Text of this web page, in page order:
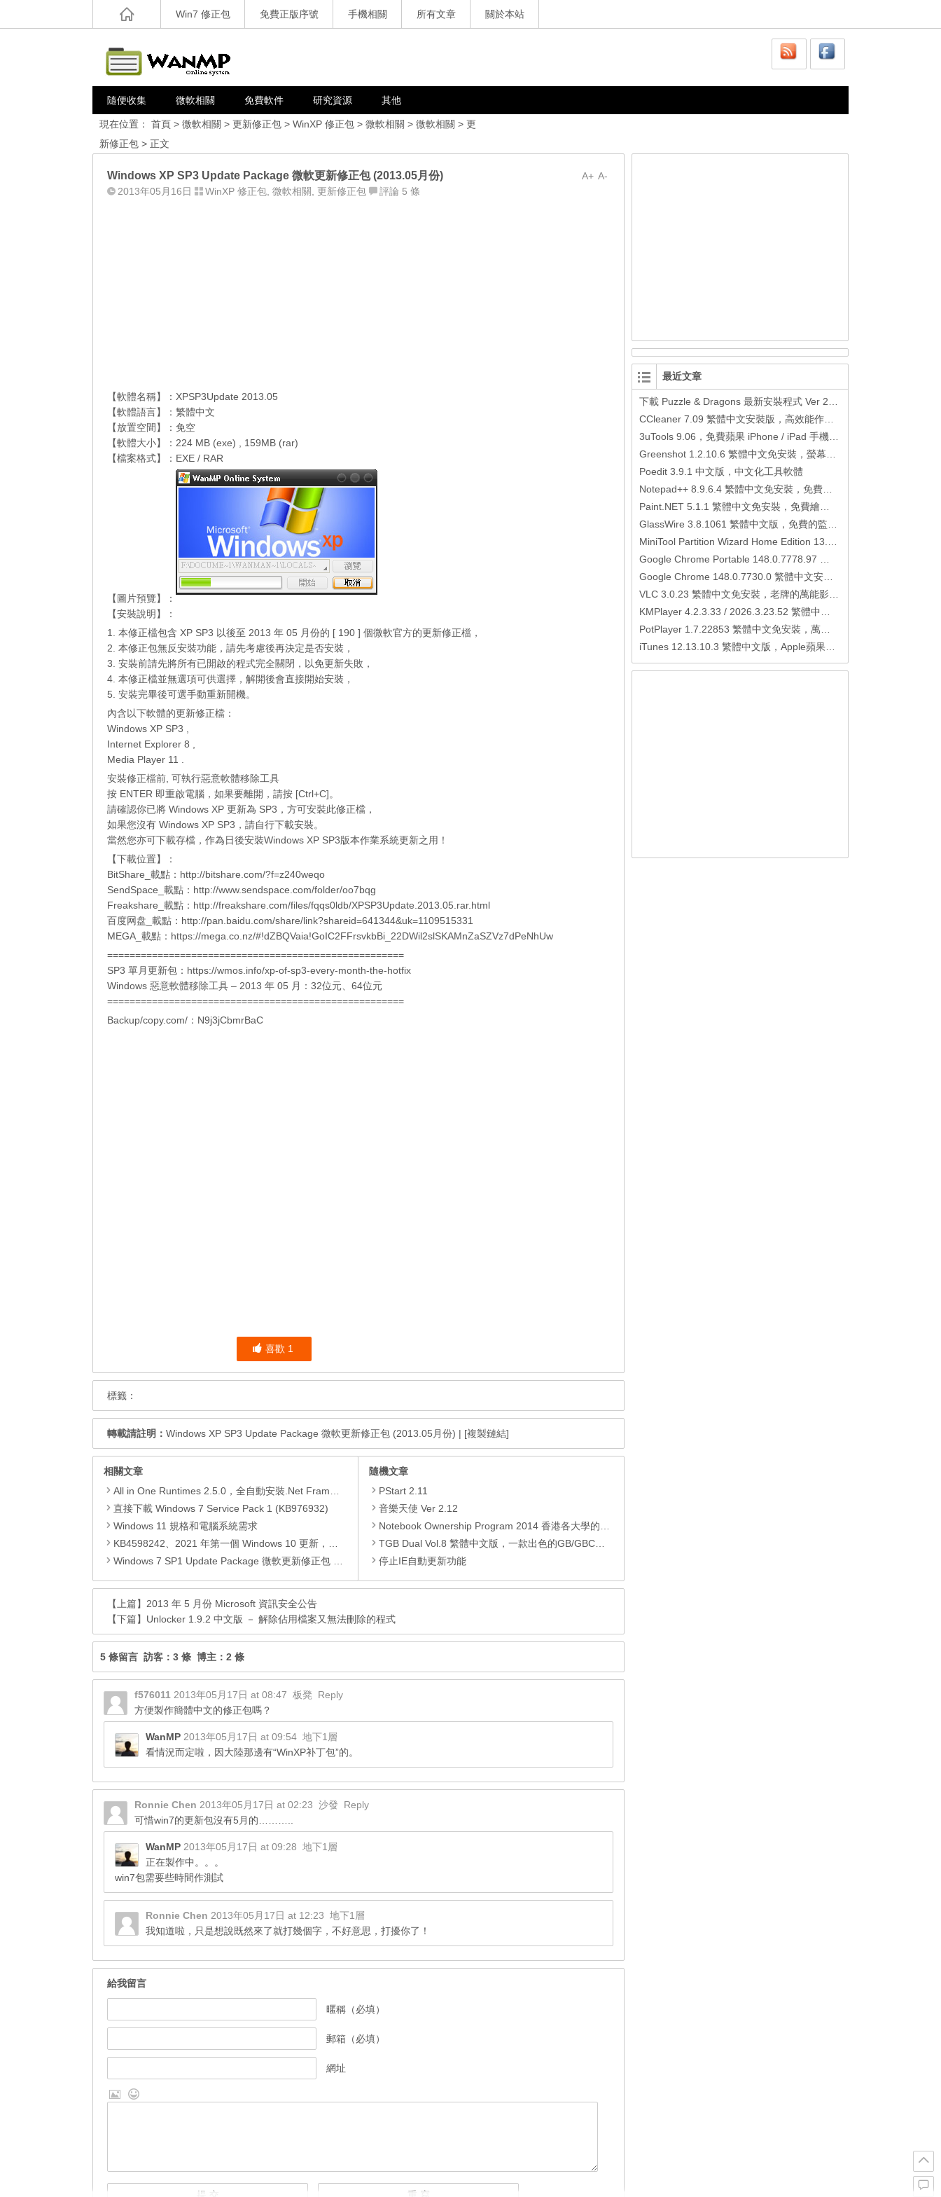
Win7 修正包 免費正版序號 手機相關 所有文章 關於本站
隨便收集 微軟相關 免費軟件 研究資源 其他
現在位置： 首頁 > 微軟相關 > 更新修正包 > WinXP 修正包 > 微軟相關 > 微軟相關 > 更
新修正包 > 正文
A-
A+
Windows XP SP3 Update Package 微軟更新修正包 (2013.05月份)
2013年05月16日 WinXP 修正包 微軟相關 更新修正包 評論 5 條
【軟體名稱】：XPSP3Update 2013.05
【軟體語言】：繁體中文
【放置空間】：免空
【軟體大小】：224 MB (exe) , 159MB (rar)
【檔案格式】：EXE / RAR
【圖片預覽】：
【安裝說明】：
1. 本修正檔包含 XP SP3 以後至 2013 年 05 月份的 [ 190 ] 個微軟官方的更新修正檔，
2. 本修正包無反安裝功能，請先考慮後再決定是否安裝，
3. 安裝前請先將所有已開啟的程式完全關閉，以免更新失敗，
4. 本修正檔並無選項可供選擇，解開後會直接開始安裝，
5. 安裝完畢後可選手動重新開機。
內含以下軟體的更新修正檔：
Windows XP SP3 ,
Internet Explorer 8
Media Player 11
安裝修正檔前, 可執行惡意軟體移除工具
按 ENTER 即重啟電腦，如果要離開，請按 [Ctrl+C]。
請確認你已將 Windows XP 更新為 SP3，方可安裝此修正檔，
如果您沒有 Windows XP SP3 ，請自行下載安裝。
當然您亦可下載存檔，作為日後安裝Windows XP SP3版本作業系統更新之用！
【下載位置】：
BitShare 載點： http://bitshare.com/?f=z240weqo
SendSpace 載點： http://www.sendspace.com/folder/oo7bqg
Freakshare 載點： http://freakshare.com/files/fqqs0ldb/XPSP3Update.2013.05.rar.html
百度网盘 載點： http://pan.baidu.com/share/link?shareid=641344&uk=1109515331
MEGA 載點： https://mega.co.nz/#!dZBQVaia!GoIC2FFrsvkbBi_22DWil2slSKAMnZaSZVz7dPeNhUw
=====================================================
SP3 單月更新包： https://wmos.info/xp-of-sp3-every-month-the-hotfix
Windows 惡意軟體移除工具 – 2013 年 05 月： 32位元
64位元
=====================================================
Backup/copy.com/：N9j3jCbmrBaC
喜歡 1
標籤：
轉載請註明： Windows XP SP3 Update Package 微軟更新修正包 (2013.05月份) | [複製鏈結]
相關文章
All in One Runtimes 2.5.0，全自動安裝.Net Framework、Visual C++、DirectX、Flash Player、JRE
直接下載 Windows 7 Service Pack 1 (KB976932)
Windows 11 規格和電腦系統需求
KB4598242、2021 年第一個 Windows 10 更新，改善外部裝置安全性、解決HTTPS安全漏洞、印表機呼叫(RPC)漏洞
Windows 7 SP1 Update Package 微軟更新修正包 (2020.01月份)
隨機文章
PStart 2.11
音樂天使 Ver 2.12
Notebook Ownership Program 2014 香港各大學的手提電腦優惠 (更新於09月11日)
TGB Dual Vol.8 繁體中文版，一款出色的GB/GBC模擬器，支持聯機。
停止IE自動更新功能
【上篇】 2013 年 5 月份 Microsoft 資訊安全公告
【下篇】 Unlocker 1.9.2 中文版 － 解除佔用檔案又無法刪除的程式
5 條留言 訪客：3 條 博主：2 條
f576011 2013年05月17日 at 08:47 板凳
Reply
方便製作簡體中文的修正包嗎？
WanMP 2013年05月17日 at 09:54 地下1層
看情況而定啦，因大陸那邊有“WinXP补丁包”的。
Ronnie Chen 2013年05月17日 at 02:23 沙發
Reply
可惜win7的更新包沒有5月的………..
WanMP 2013年05月17日 at 09:28 地下1層
正在製作中。。。
win7包需要些時間作測試
Ronnie Chen 2013年05月17日 at 12:23 地下1層
我知道啦，只是想說既然來了就打幾個字，不好意思，打擾你了！
給我留言
暱稱（必填）
郵箱（必填）
網址
最近文章
Poedit 3.9.1 中文版，中文化工具軟體